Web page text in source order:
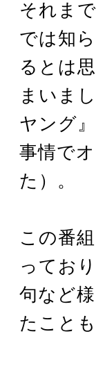
それま
では知
るとは
まいま
ヤング
事情で
た）。
この番
ってお
句など
たこと